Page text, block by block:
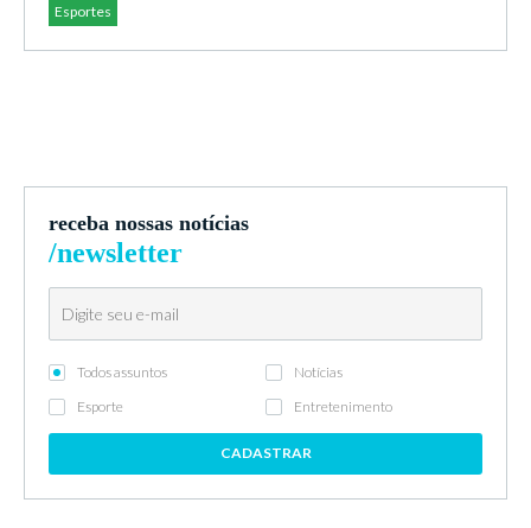
Esportes
receba nossas notícias
/newsletter
Todos assuntos
Notícias
Esporte
Entretenimento
CADASTRAR